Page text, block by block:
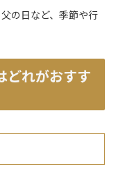
の日など、季節や行
どれがおすす